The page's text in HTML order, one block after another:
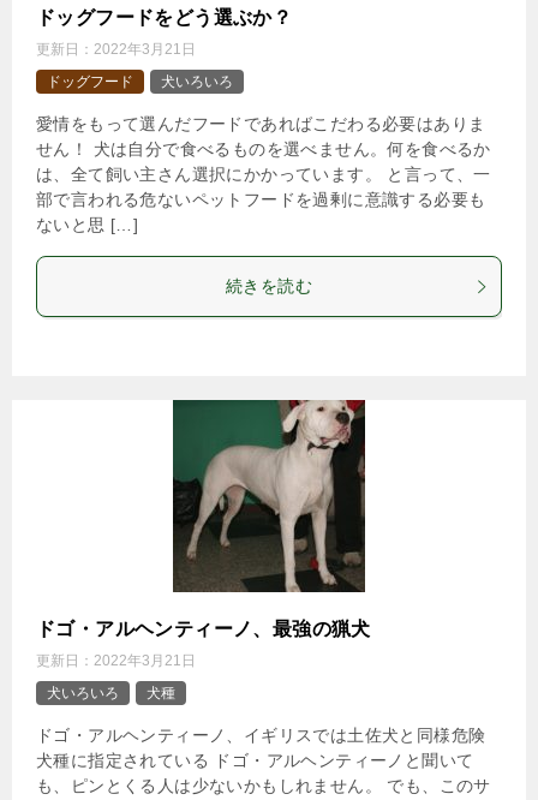
ドッグフードをどう選ぶか？
更新日： 2022年3月21日
ドッグフード
犬いろいろ
愛情をもって選んだフードであればこだわる必要はありま
せん！ 犬は自分で食べるものを選べません。何を食べるか
は、全て飼い主さん選択にかかっています。 と言って、一
部で言われる危ないペットフードを過剰に意識する必要も
ないと思 […]
続きを読む
ドゴ・アルヘンティーノ、最強の猟犬
更新日： 2022年3月21日
犬いろいろ
犬種
ドゴ・アルヘンティーノ、イギリスでは土佐犬と同様危険
犬種に指定されている ドゴ・アルヘンティーノと聞いて
も、ピンとくる人は少ないかもしれません。 でも、このサ